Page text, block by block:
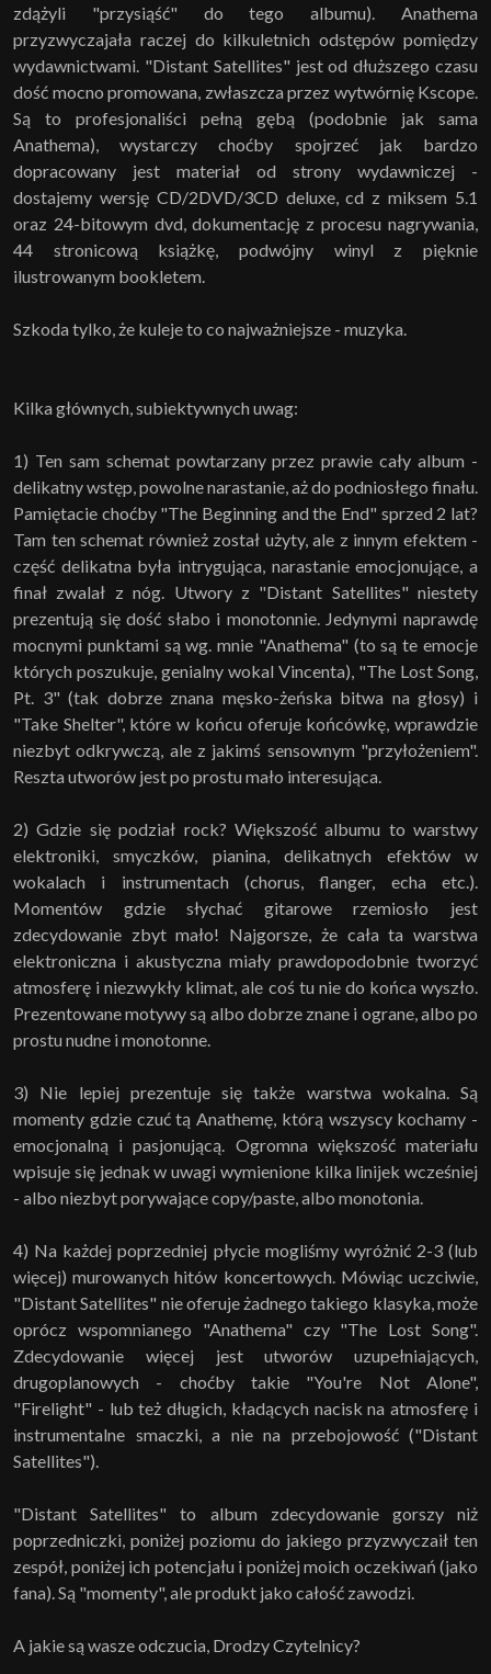
zdążyli "przysiąść" do tego albumu). Anathema
przyzwyczajała raczej do kilkuletnich odstępów pomiędzy
wydawnictwami. "Distant Satellites" jest od dłuższego czasu
dość mocno promowana, zwłaszcza przez wytwórnię Kscope.
Są to profesjonaliści pełną gębą (podobnie jak sama
Anathema), wystarczy choćby spojrzeć jak bardzo
dopracowany jest materiał od strony wydawniczej -
dostajemy wersję CD/2DVD/3CD deluxe, cd z miksem 5.1
oraz 24-bitowym dvd, dokumentację z procesu nagrywania,
44 stronicową książkę, podwójny winyl z pięknie
ilustrowanym bookletem.
Szkoda tylko, że kuleje to co najważniejsze - muzyka.
Kilka głównych, subiektywnych uwag:
1) Ten sam schemat powtarzany przez prawie cały album -
delikatny wstęp, powolne narastanie, aż do podniosłego finału.
Pamiętacie choćby "The Beginning and the End" sprzed 2 lat?
Tam ten schemat również został użyty, ale z innym efektem -
część delikatna była intrygująca, narastanie emocjonujące, a
finał zwalał z nóg. Utwory z "Distant Satellites" niestety
prezentują się dość słabo i monotonnie. Jedynymi naprawdę
mocnymi punktami są wg. mnie "Anathema" (to są te emocje
których poszukuje, genialny wokal Vincenta), "The Lost Song,
Pt. 3" (tak dobrze znana męsko-żeńska bitwa na głosy) i
"Take Shelter", które w końcu oferuje końcówkę, wprawdzie
niezbyt odkrywczą, ale z jakimś sensownym "przyłożeniem".
Reszta utworów jest po prostu mało interesująca.
2) Gdzie się podział rock? Większość albumu to warstwy
elektroniki, smyczków, pianina, delikatnych efektów w
wokalach i instrumentach (chorus, flanger, echa etc.).
Momentów gdzie słychać gitarowe rzemiosło jest
zdecydowanie zbyt mało! Najgorsze, że cała ta warstwa
elektroniczna i akustyczna miały prawdopodobnie tworzyć
atmosferę i niezwykły klimat, ale coś tu nie do końca wyszło.
Prezentowane motywy są albo dobrze znane i ograne, albo po
prostu nudne i monotonne.
3) Nie lepiej prezentuje się także warstwa wokalna. Są
momenty gdzie czuć tą Anathemę, którą wszyscy kochamy -
emocjonalną i pasjonującą. Ogromna większość materiału
wpisuje się jednak w uwagi wymienione kilka linijek wcześniej
- albo niezbyt porywające copy/paste, albo monotonia.
4) Na każdej poprzedniej płycie mogliśmy wyróżnić 2-3 (lub
więcej) murowanych hitów koncertowych. Mówiąc uczciwie,
"Distant Satellites" nie oferuje żadnego takiego klasyka, może
oprócz wspomnianego "Anathema" czy "The Lost Song".
Zdecydowanie więcej jest utworów uzupełniających,
drugoplanowych - choćby takie "You're Not Alone",
"Firelight" - lub też długich, kładących nacisk na atmosferę i
instrumentalne smaczki, a nie na przebojowość ("Distant
Satellites").
"Distant Satellites" to album zdecydowanie gorszy niż
poprzedniczki, poniżej poziomu do jakiego przyzwyczaił ten
zespół, poniżej ich potencjału i poniżej moich oczekiwań (jako
fana). Są "momenty", ale produkt jako całość zawodzi.
A jakie są wasze odczucia, Drodzy Czytelnicy?